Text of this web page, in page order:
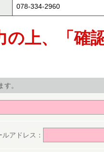
078-334-2960
の上、「確
。
ルアドレス：